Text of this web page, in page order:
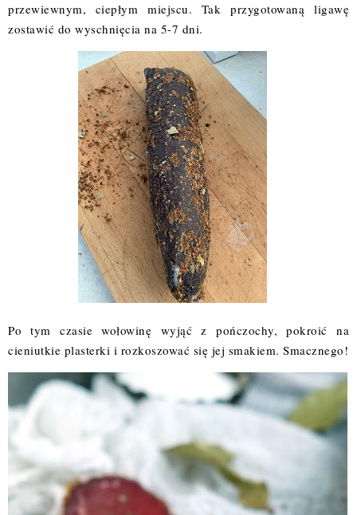
przewiewnym, ciepłym miejscu. Tak przygotowaną ligawę
zostawić do wyschnięcia na 5-7 dni.
Po tym czasie wołowinę wyjąć z pończochy, pokroić na
cieniutkie plasterki i rozkoszować się jej smakiem. Smacznego!